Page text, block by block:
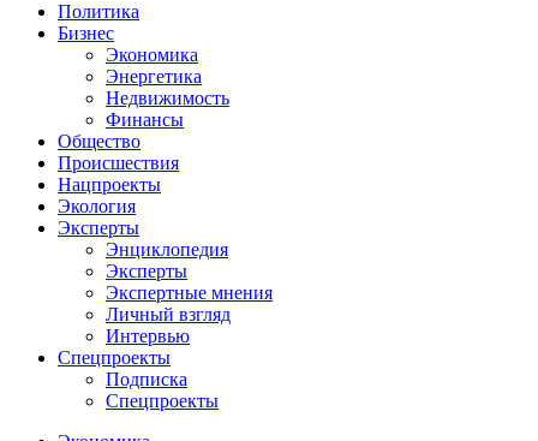
Политика
Бизнес
Экономика
Энергетика
Недвижимость
Финансы
Общество
Происшествия
Нацпроекты
Экология
Эксперты
Энциклопедия
Эксперты
Экспертные мнения
Личный взгляд
Интервью
Спецпроекты
Подписка
Спецпроекты